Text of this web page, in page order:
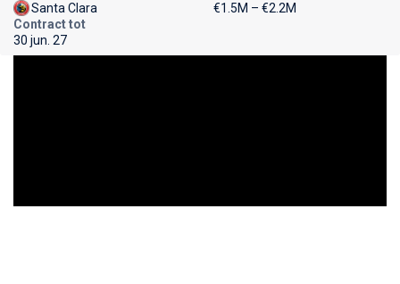
Santa Clara
€1.5M – €2.2M
Contract tot
30 jun. 27